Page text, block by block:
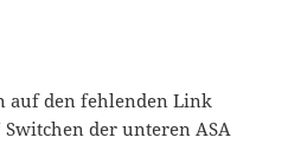
auf den fehlenden Link
Switchen der unteren ASA